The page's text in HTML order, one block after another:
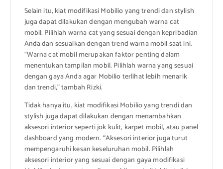
Selain itu, kiat modifikasi Mobilio yang trendi dan stylish
juga dapat dilakukan dengan mengubah warna cat
mobil. Pilihlah warna cat yang sesuai dengan kepribadian
Anda dan sesuaikan dengan trend warna mobil saat ini.
“Warna cat mobil merupakan faktor penting dalam
menentukan tampilan mobil. Pilihlah warna yang sesuai
dengan gaya Anda agar Mobilio terlihat lebih menarik
dan trendi,” tambah Rizki.
Tidak hanya itu, kiat modifikasi Mobilio yang trendi dan
stylish juga dapat dilakukan dengan menambahkan
aksesori interior seperti jok kulit, karpet mobil, atau panel
dashboard yang modern. “Aksesori interior juga turut
mempengaruhi kesan keseluruhan mobil. Pilihlah
aksesori interior yang sesuai dengan gaya modifikasi